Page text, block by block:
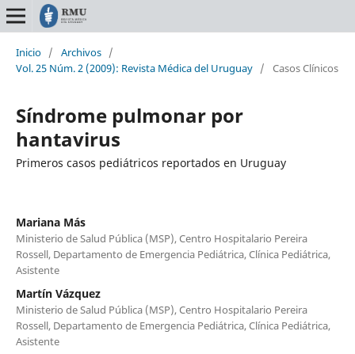
Inicio / Archivos /
Vol. 25 Núm. 2 (2009): Revista Médica del Uruguay / Casos Clínicos
Síndrome pulmonar por
hantavirus
Primeros casos pediátricos reportados en Uruguay
Mariana Más
Ministerio de Salud Pública (MSP), Centro Hospitalario Pereira
Rossell, Departamento de Emergencia Pediátrica, Clínica Pediátrica,
Asistente
Martín Vázquez
Ministerio de Salud Pública (MSP), Centro Hospitalario Pereira
Rossell, Departamento de Emergencia Pediátrica, Clínica Pediátrica,
Asistente